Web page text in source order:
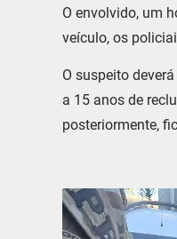
O envolvido, um
veículo, os
O suspeito
a 15 anos de
posteriormente,
Tocador
de